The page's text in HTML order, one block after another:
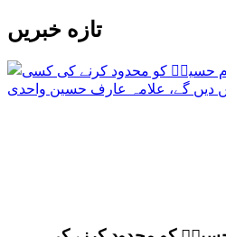
تازه خبریں